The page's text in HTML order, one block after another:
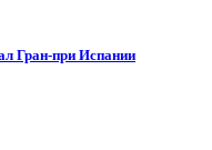
Гран-при Испании